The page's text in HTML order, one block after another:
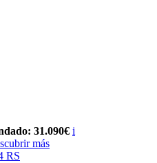
31.090€ i
más
RS